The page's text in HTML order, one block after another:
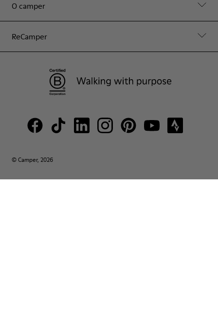
O camper
ReCamper
© Camper, 2026